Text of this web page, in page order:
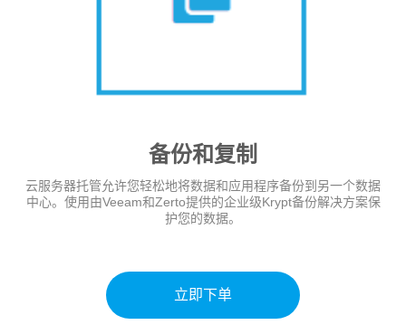
备份和复制
云服务器托管允许您轻松地将数据和应用程序备份到另一个数据
中心。使用由Veeam和Zerto提供的企业级Krypt备份解决方案保
护您的数据。
立即下单